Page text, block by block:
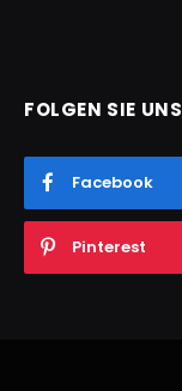
FOLGEN SIE UNS
Facebook
Pinterest